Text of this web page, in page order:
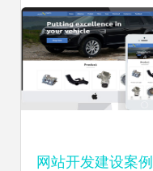
网站开发建设案例